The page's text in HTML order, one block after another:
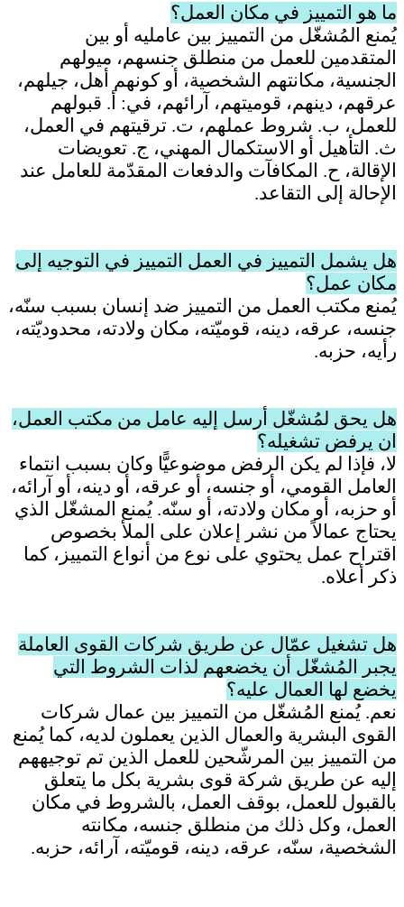
ما هو التمييز في مكان العمل؟
يُمنع المُشغّل من التمييز بين عامليه أو بين
المتقدمين للعمل من منطلق جنسهم، ميولهم
الجنسية، مكانتهم الشخصية، أو كونهم أهل، جيلهم،
عرقهم، دينهم، قوميتهم، آرائهم، في: أ. قبولهم
للعمل، ب. شروط عملهم، ت. ترقيتهم في العمل،
ث. التأهيل أو الاستكمال المهني، ج. تعويضات
الإقالة، ح. المكافآت والدفعات المقدّمة للعامل عند
الإحالة إلى التقاعد.
هل يشمل التمييز في العمل التمييز في التوجيه إلى
مكان عمل؟
يُمنع مكتب العمل من التمييز ضد إنسان بسبب سنّه،
جنسه، عرقه، دينه، قوميّته، مكان ولادته، محدوديّته،
رأيه، حزبه.
هل يحق لمُشغّل أرسل إليه عامل من مكتب العمل،
ان يرفض تشغيله؟
لا، فإذا لم يكن الرفض موضوعيًّا وكان بسبب انتماء
العامل القومي، أو جنسه، أو عرقه، أو دينه، أو آرائه،
أو حزبه، أو مكان ولادته، أو سنّه. يُمنع المشغّل الذي
يحتاج عمالاً من نشر إعلان على الملأ بخصوص
اقتراح عمل يحتوي على نوع من أنواع التمييز، كما
ذكر أعلاه.
هل تشغيل عمّال عن طريق شركات القوى العاملة
يجبر المُشغّل أن يخضعهم لذات الشروط التي
يخضع لها العمال عليه؟
نعم. يُمنع المُشغّل من التمييز بين عمال شركات
القوى البشرية والعمال الذين يعملون لديه، كما يُمنع
من التمييز بين المرشّحين للعمل الذين تم توجيههم
إليه عن طريق شركة قوى بشرية بكل ما يتعلق
بالقبول للعمل، بوقف العمل، بالشروط في مكان
العمل، وكل ذلك من منطلق جنسه، مكانته
الشخصية، سنّه، عرقه، دينه، قوميّته، آرائه، حزبه.